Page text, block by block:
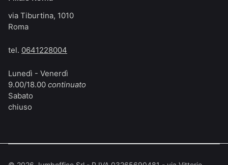
via Tiburtina, 1010
Roma
tel. 0641228004
Lunedì - Venerdì
9.00/18.00 continuato
Sabato
chiuso